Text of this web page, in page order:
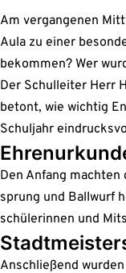
Am ver­gan­ge­nen
Aula zu einer
bekom­men? Wer
Der Schul­lei­ter Herr
betont, wie wich­tig
Schul­jahr
Den Anfang
sprung und Ball­wurf
schü­le­rin­nen und
Anschlie­ßend